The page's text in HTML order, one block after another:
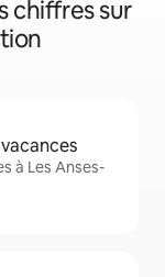
chiffres sur
à Les Anses-